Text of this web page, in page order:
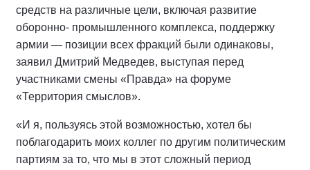
средств на различные цели, включая развитие
оборонно- промышленного комплекса, поддержку
армии — позиции всех фракций были одинаковы,
заявил Дмитрий Медведев, выступая перед
участниками смены «Правда» на форуме
«Территория смыслов».
«И я, пользуясь этой возможностью, хотел бы
поблагодарить моих коллег по другим политическим
партиям за то, что мы в этот сложный период